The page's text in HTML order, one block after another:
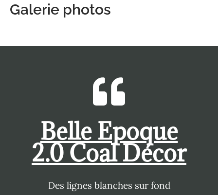
Galerie photos
Belle Epoque
2.0 Coal Décor
Des lignes blanches sur fond